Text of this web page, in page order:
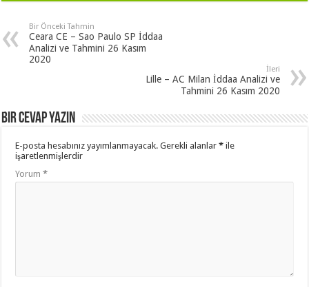
Bir Önceki Tahmin
Ceara CE – Sao Paulo SP İddaa
Analizi ve Tahmini 26 Kasım
2020
İleri
Lille – AC Milan İddaa Analizi ve
Tahmini 26 Kasım 2020
Bir cevap yazın
E-posta hesabınız yayımlanmayacak. Gerekli alanlar* ile
işaretlenmişlerdir
Yorum*